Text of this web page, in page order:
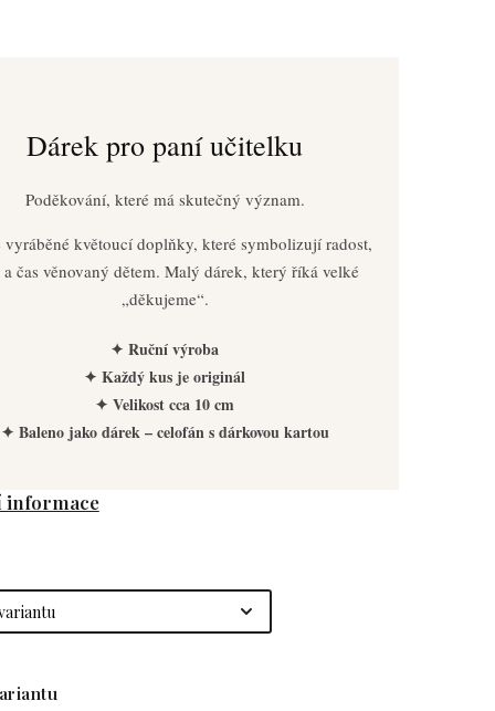
Dárek pro paní učitelku
Poděkování, které má skutečný význam.
vyráběné květoucí doplňky, které symbolizují radost,
a čas věnovaný dětem. Malý dárek, který říká velké
„děkujeme“.
✦ Ruční výroba
✦ Každý kus je originál
✦ Velikost cca 10 cm
✦ Baleno jako dárek – celofán s dárkovou kartou
informace